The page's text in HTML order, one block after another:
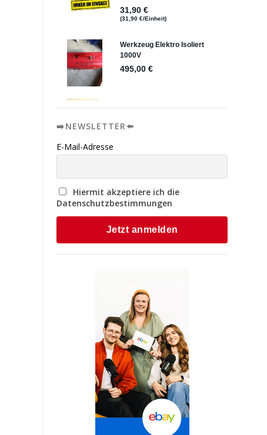
➡️NEWSLETTER⬅️
E-Mail-Adresse
Hiermit akzeptiere ich die
Datenschutzbestimmungen